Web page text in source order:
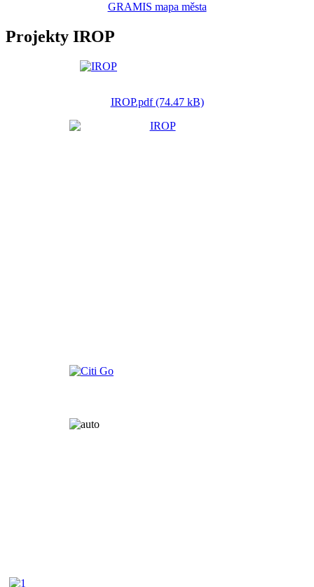
GRAMIS mapa města
Projekty IROP
IROP.pdf (74.47 kB)